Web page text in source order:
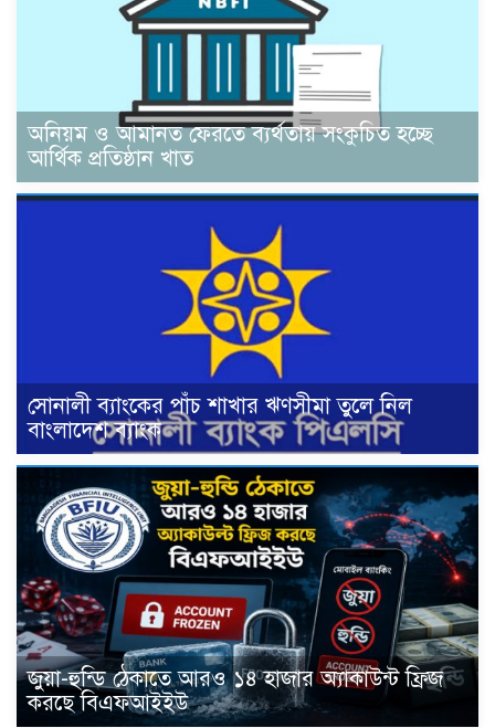
অনিয়ম ও আমানত ফেরতে ব্যর্থতায় সংকুচিত হচ্ছে
আর্থিক প্রতিষ্ঠান খাত
সোনালী ব্যাংকের পাঁচ শাখার ঋণসীমা তুলে নিল
বাংলাদেশ ব্যাংক
জুয়া-হুন্ডি ঠেকাতে আরও ১৪ হাজার অ্যাকাউন্ট ফ্রিজ
করছে বিএফআইইউ